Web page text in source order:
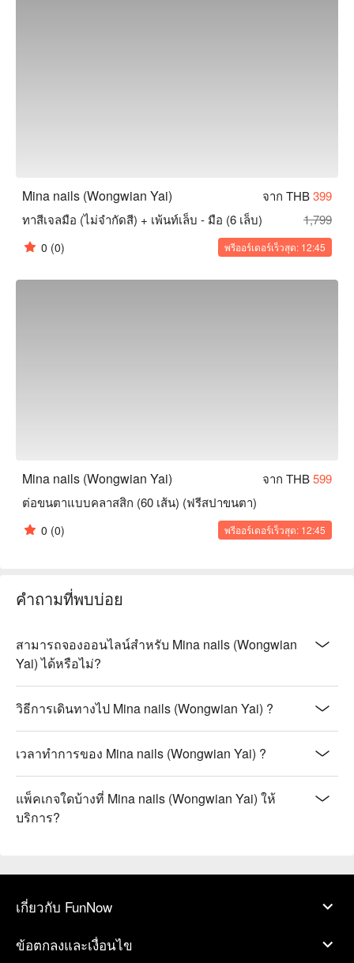
Mina nails (Wongwian Yai) จาก THB399
ทาสีเจลมือ (ไม่จำกัดสี) + เพ้นท์เล็บ - มือ (6 เล็บ)
1,799
0 (0) พรีออร์เดอร์เร็วสุด: 12:45
Mina nails (Wongwian Yai) จาก THB599
ต่อขนตาแบบคลาสสิก (60 เส้น) (ฟรีสปาขนตา)
0 (0) พรีออร์เดอร์เร็วสุด: 12:45
คำถามที่พบบ่อย
สามารถจองออนไลน์สำหรับ Mina nails (Wongwian
Yai) ได้หรือไม่?
วิธีการเดินทางไป Mina nails (Wongwian Yai) ?
เวลาทำการของ Mina nails (Wongwian Yai) ?
แพ็คเกจใดบ้างที่ Mina nails (Wongwian Yai) ให้
บริการ?
เกี่ยวกับ FunNow
ข้อตกลงและเงื่อนไข